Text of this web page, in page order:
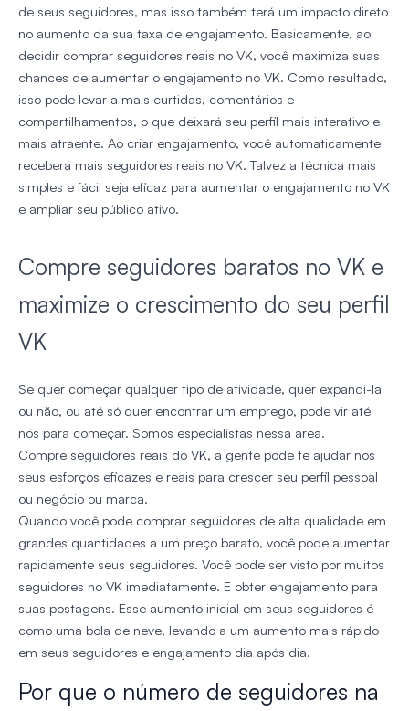
de seus seguidores, mas isso também terá um impacto direto
no aumento da sua taxa de engajamento. Basicamente, ao
decidir comprar seguidores reais no VK, você maximiza suas
chances de aumentar o engajamento no VK. Como resultado,
isso pode levar a mais curtidas, comentários e
compartilhamentos, o que deixará seu perfil mais interativo e
mais atraente. Ao criar engajamento, você automaticamente
receberá mais seguidores reais no VK. Talvez a técnica mais
simples e fácil seja eficaz para aumentar o engajamento no VK
e ampliar seu público ativo.
Compre seguidores baratos no VK e
maximize o crescimento do seu perfil
VK
Se quer começar qualquer tipo de atividade, quer expandi-la
ou não, ou até só quer encontrar um emprego, pode vir até
nós para começar. Somos especialistas nessa área.
Compre seguidores reais do VK, a gente pode te ajudar nos
seus esforços eficazes e reais para crescer seu perfil pessoal
ou negócio ou marca.
Quando você pode comprar seguidores de alta qualidade em
grandes quantidades a um preço barato, você pode aumentar
rapidamente seus seguidores. Você pode ser visto por muitos
seguidores no VK imediatamente. E obter engajamento para
suas postagens. Esse aumento inicial em seus seguidores é
como uma bola de neve, levando a um aumento mais rápido
em seus seguidores e engajamento dia após dia.
Por que o número de seguidores na